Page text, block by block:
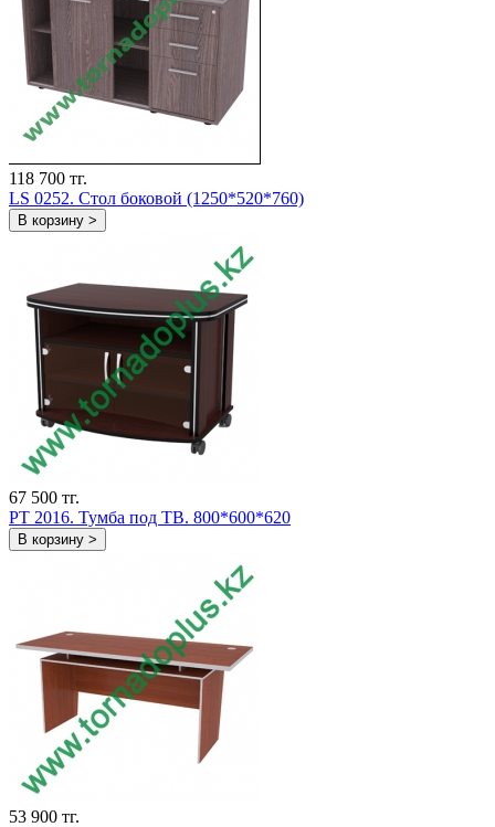
118 700 тг.
LS 0252. Стол боковой (1250*520*760)
В корзину >
67 500 тг.
PT 2016. Тумба под ТВ. 800*600*620
В корзину >
53 900 тг.